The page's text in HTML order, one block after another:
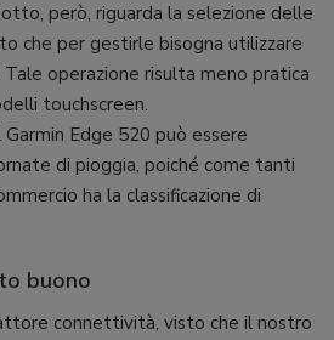
però, riguarda la selezione delle
che per gestirle bisogna utilizzare
operazione risulta meno pratica
touchscreen.
Garmin Edge 520 può essere
di pioggia, poiché come tanti
ha la classificazione di
buono
connettività, visto che il nostro